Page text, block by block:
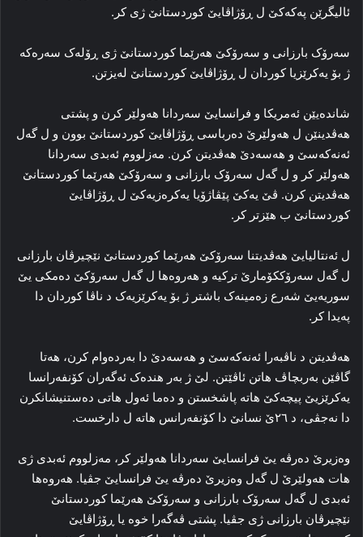
ئالیگرێن پەکەکێ ل ڕۆژاڤایێ کوردستانێ ژی کر.
سه‌رۆک بارزانی و سه‌رۆکێ هه‌رێما کوردستانێ ژی ڕۆله‌ک سه‌ره‌که‌
ژ بۆ یه‌کرێزیا کوردان ل ڕۆژاڤایێ کوردستانێ له‌یزتن.
شاندەیێن ئەمریکا و فرانسایێ سه‌ردانا هه‌ولێر کرن و پشتی
هه‌ڤدینێن ل هه‌ولێرێ ده‌رباسی ڕۆژاڤایێ کوردستانێ بوون و ل گه‌ل
ئه‌نەکەسێ و هەسەدێ هه‌ڤدیتن کرن. مەزلووم ئه‌بدی سه‌ردانا
هه‌ولێر کر و ل گه‌ل سه‌رۆک بارزانی و سه‌رۆکێ هه‌رێما کوردستانێ
هه‌ڤدیتن کرن. ڤێ یه‌کێ پێڤاژۆیا یه‌کره‌زیه‌کێ ل ڕۆژاڤایێ
کوردستانێ ب هێزتر کر.
ل ئەنتالیایێ هه‌ڤدیتنا سه‌رۆکێ هه‌رێما کوردستانێ نێچیرڤان بارزانی
ل گه‌ل سه‌رۆککۆمارێ ترکیه‌ و هه‌روه‌ها ل گه‌ل سه‌رۆکێ دەمکی یێ
سوریەیێ شەرع زه‌مینه‌ک باشتر ژ بۆ یه‌کرێزیه‌ک د ناڤا کوردان دا
په‌یدا کر.
هه‌ڤدیتن د ناڤبه‌را ئه‌نەکەسێ و هەسەدێ دا به‌رده‌وام کرن، هه‌تا
گاڤێن به‌ربچاڤ هاتن ئاڤێتن. لێ ژ بەر هنده‌ک ئەگەران کۆنفه‌رانسا
یه‌کرێزیێ پیچەکێ هاته‌ پاشخستن و ده‌ما ئه‌ول هاتی ده‌ستنیشانکرن
دا نه‌جڤی، د ۲٦ێ نسانێ دا کۆنفه‌رانس هاته‌ ل دارخست.
وه‌زیرێ ده‌رڤه‌ یێ فرانسایێ سه‌ردانا هه‌ولێر کر، مه‌زلووم ئه‌بدی ژی
هات هه‌ولێرێ ل گه‌ل وه‌زیرێ ده‌رڤه‌ یێ فرانسایێ جڤیا. هه‌روه‌ها
ئه‌بدی ل گه‌ل سه‌رۆک بارزانی و سه‌رۆکێ هه‌رێما کوردستانێ
نێچیرڤان بارزانی ژی جڤیا. پشتی ڤه‌گه‌را خوه‌ یا ڕۆژاڤایێ